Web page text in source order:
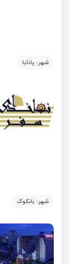
شهر: پاتایا
شهر: بانکوک